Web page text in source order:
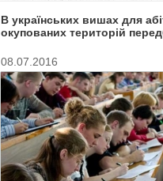
В українських вишах для
окупованих територій
08.07.2016